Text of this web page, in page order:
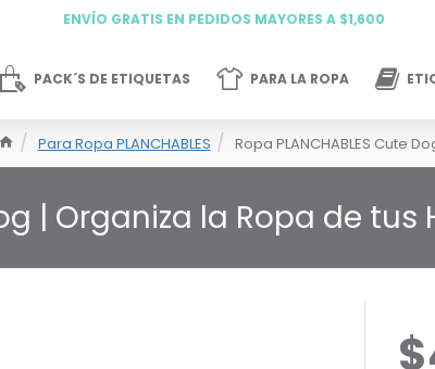
ENVÍO GRATIS EN PEDIDOS MAYORES A $1,600
PACK´S DE ETIQUETAS PARA LA ROPA
Para Ropa PLANCHABLES Ropa PLANCHABLES Cute
| Organiza la Ropa de tus